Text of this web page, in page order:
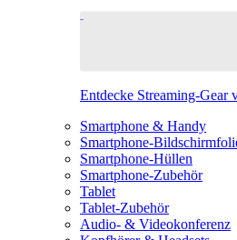
Entdecke Streaming-Gear
Smartphone & Handy
Smartphone-
Smartphone-Hüllen
Smartphone-Zubehör
Tablet
Tablet-Zubehör
Audio- & Videokonferenz